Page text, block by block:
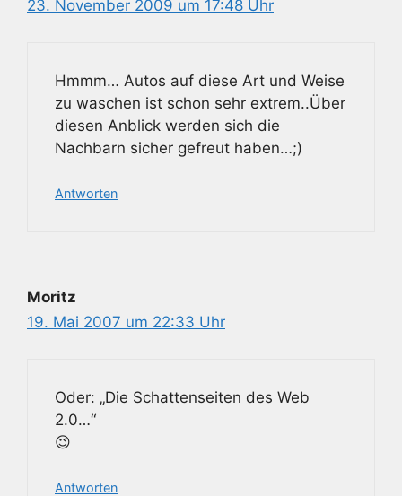
23. November 2009 um 17:48 Uhr
Hmmm… Autos auf diese Art und Weise
zu waschen ist schon sehr extrem..Über
diesen Anblick werden sich die
Nachbarn sicher gefreut haben…;)
Antworten
Moritz
19. Mai 2007 um 22:33 Uhr
Oder: „Die Schattenseiten des Web
2.0…“
😉
Antworten